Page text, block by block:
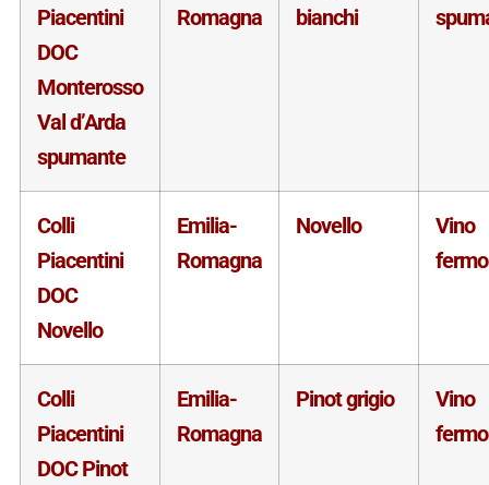
Piacentini
DOC
Monterosso
Val d’Arda
spumante
Romagna
bianchi
Colli
Piacentini
DOC
Novello
Emilia-
Romagna
Novello
Vino
fermo
Colli
Piacentini
DOC Pinot
Emilia-
Romagna
Pinot grigio
Vino
fermo